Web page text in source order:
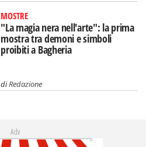
MOSTRE
"La magia nera nell'arte": la prima
mostra tra demoni e simboli
proibiti a Bagheria
diRedazione
Adv